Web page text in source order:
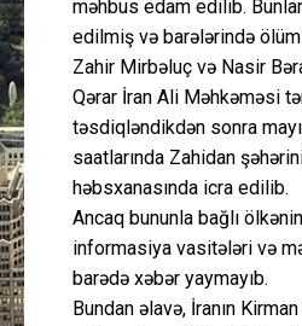
məhbus edam edilib.
edilmiş və barələrində ölüm
Zahir Mirbəluç və Nasir
Qərar İran Ali Məhkəməsi
təsdiqləndikdən sonra
saatlarında Zahidan
həbsxanasında icra edilib.
Ancaq bununla bağlı
informasiya vasitələri və
barədə xəbər yaymayıb.
Bundan əlavə, İranın